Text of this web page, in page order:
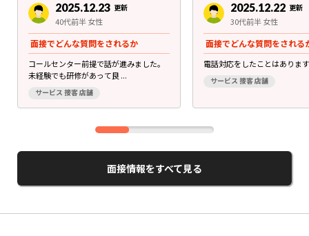
2025.12.23 更新
40代前半 女性
面接でどんな質問をされるか
コールセンター前提で話が進みました。
未経験でも研修があって良 ...
サービス 接客 店舗
2025.12.22 更新
30代前半 女性
面接でどんな質問をされる
電話対応をしたことはありま
サービス 接客 店舗
面接情報をすべて見る